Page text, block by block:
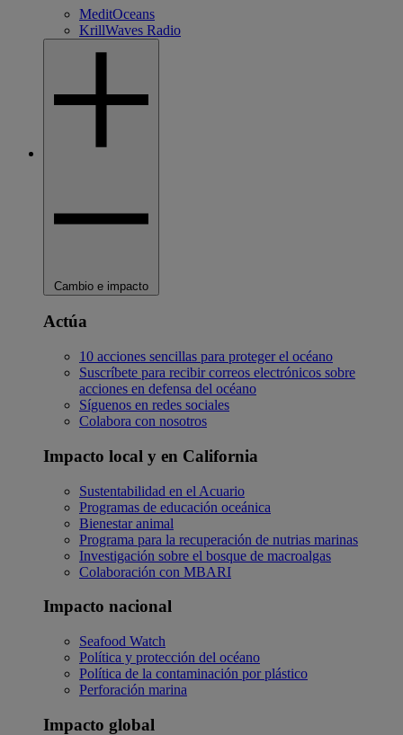
MeditOceans
KrillWaves Radio
Cambio e impacto
Actúa
10 acciones sencillas para proteger el océano
Suscríbete para recibir correos electrónicos sobre
acciones en defensa del océano
Síguenos en redes sociales
Colabora con nosotros
Impacto local y en California
Sustentabilidad en el Acuario
Programas de educación oceánica
Bienestar animal
Programa para la recuperación de nutrias marinas
Investigación sobre el bosque de macroalgas
Colaboración con MBARI
Impacto nacional
Seafood Watch
Política y protección del océano
Política de la contaminación por plástico
Perforación marina
Impacto global